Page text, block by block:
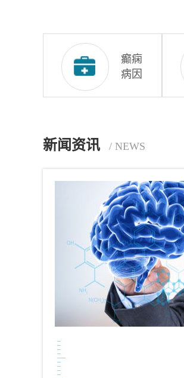
癫痫
病因
新闻资讯 / NEWS